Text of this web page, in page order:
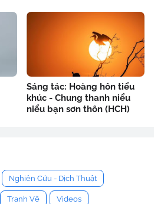
Sáng tác: Hoàng hôn tiểu
khúc - Chung thanh niểu
niểu bạn sơn thôn (HCH)
Nghiên Cứu - Dịch Thuật
Tranh Vẽ Videos